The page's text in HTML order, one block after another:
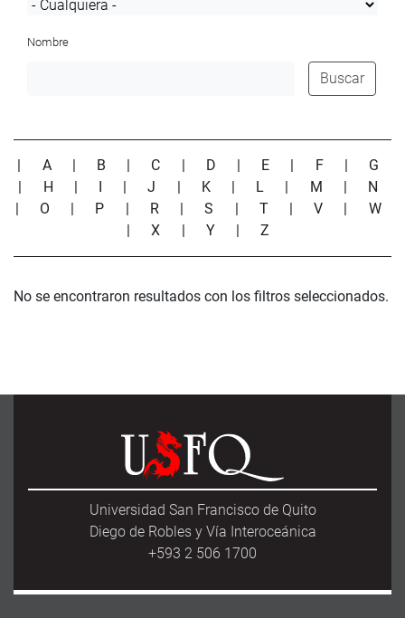
Nombre
Buscar
| A | B | C | D | E | F | G
| H | I |J | K | L | M | N
| O | P | R |S | T |V | W
|X | Y |Z
No se encontraron resultados con los filtros seleccionados.
Universidad San Francisco de Quito
Diego de Robles y Vía Interoceánica
+593 2 506 1700